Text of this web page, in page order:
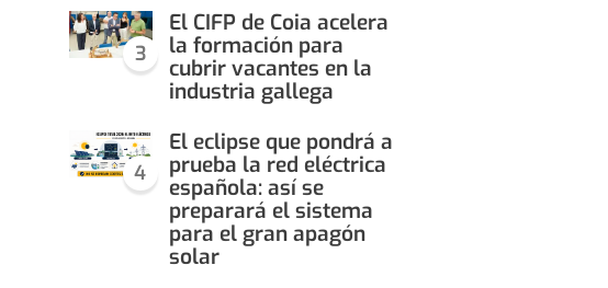
3
El CIFP de Coia acelera
la formación para
cubrir vacantes en la
industria gallega
4
El eclipse que pondrá a
prueba la red eléctrica
española: así se
preparará el sistema
para el gran apagón
solar